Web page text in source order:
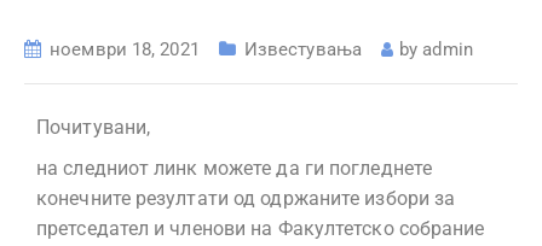
ноември 18, 2021 Известувања by admin
Почитувани,
на следниот линк можете да ги погледнете
конечните резултати од одржаните избори за
претседател и членови на Факултетско собрание